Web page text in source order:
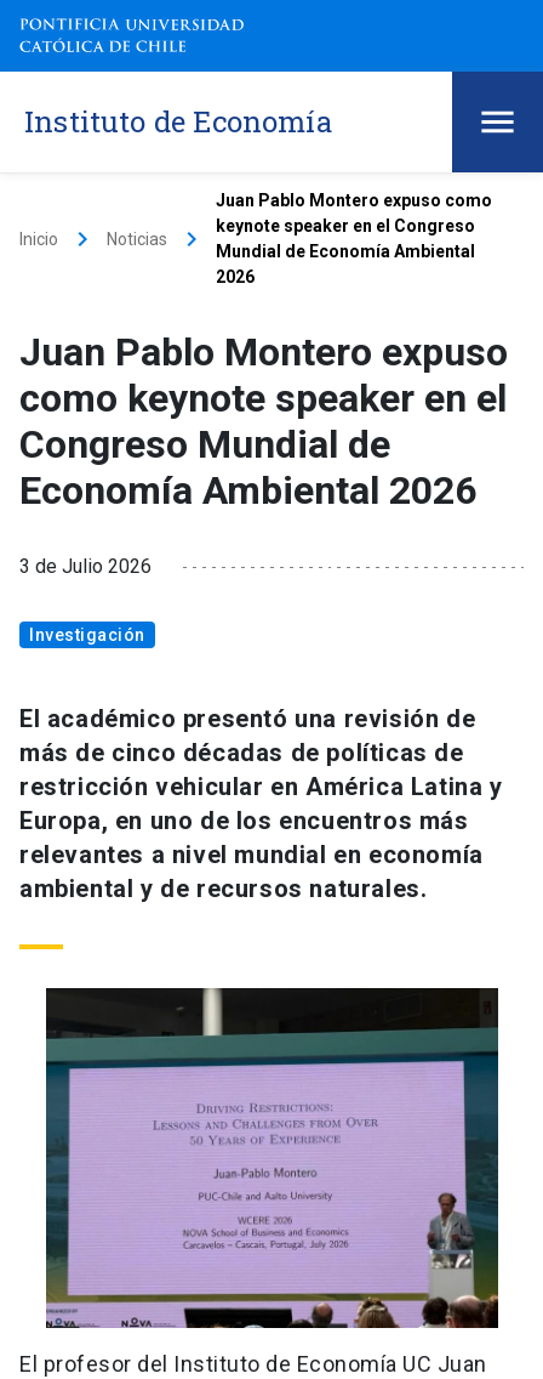
Instituto de Economía
Inicio keyboard_arrow_right Noticias keyboard_arrow_right
Juan Pablo Montero expuso como
keynote speaker en el Congreso
Mundial de Economía Ambiental
2026
Juan Pablo Montero expuso
como keynote speaker en el
Congreso Mundial de
Economía Ambiental 2026
3 de Julio 2026
Investigación
El académico presentó una revisión de
más de cinco décadas de políticas de
restricción vehicular en América Latina y
Europa, en uno de los encuentros más
relevantes a nivel mundial en economía
ambiental y de recursos naturales.
El profesor del Instituto de Economía UC Juan